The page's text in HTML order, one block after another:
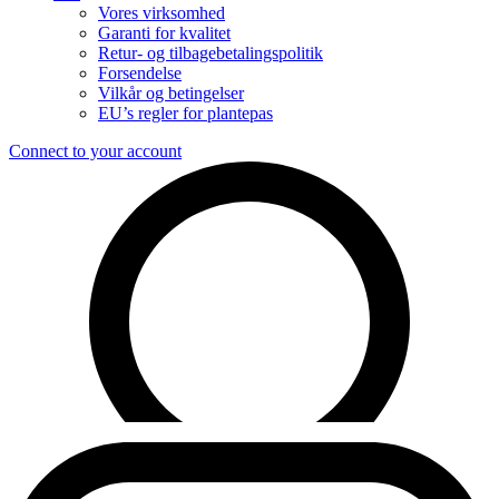
Vores virksomhed
Garanti for kvalitet
Retur- og tilbagebetalingspolitik
Forsendelse
Vilkår og betingelser
EU’s regler for plantepas
Connect to your account